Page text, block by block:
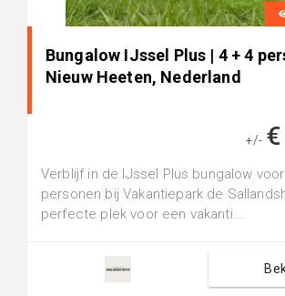
Bungalow IJssel Plus | 4 + 4
Nieuw Heeten, Nederland
+/-
Verblijf in de IJssel Plus bungalow
personen bij Vakantiepark de
perfecte plek voor een vakanti...